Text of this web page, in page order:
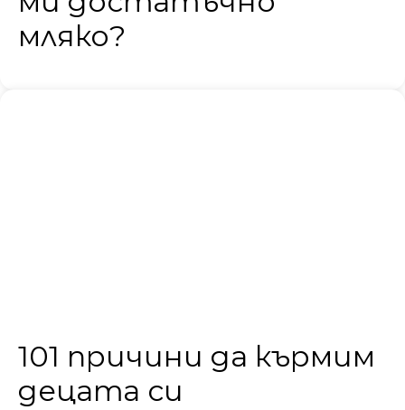
мляко?
101 причини да кърмим
децата си